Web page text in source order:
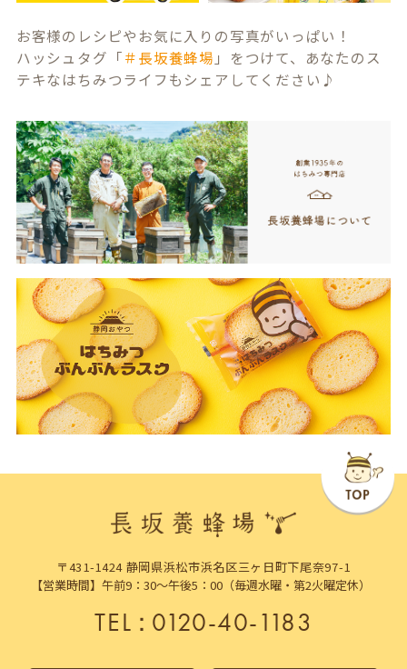
お客様のレシピやお気に入りの写真がいっぱい！
ハッシュタグ「＃長坂養蜂場 」をつけて、あなたのス
テキなはちみつライフもシェアしてください♪
〒431-1424 静岡県浜松市浜名区三ヶ日町下尾奈97-1
【営業時間】午前9：30～午後5：00（毎週水曜・第2火曜定休）
TEL：0120-40-1183